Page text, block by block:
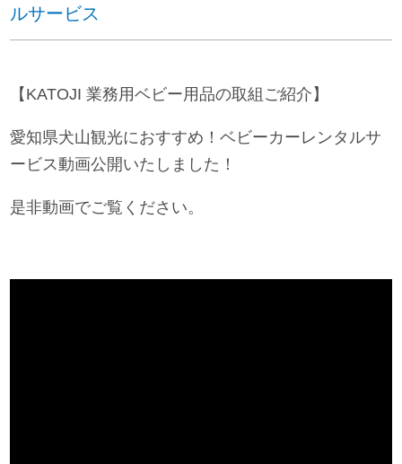
ルサービス
【KATOJI 業務用ベビー用品の取組ご紹介】
愛知県犬山観光におすすめ！ベビーカーレンタルサ
ービス動画公開いたしました！
是非動画でご覧ください。